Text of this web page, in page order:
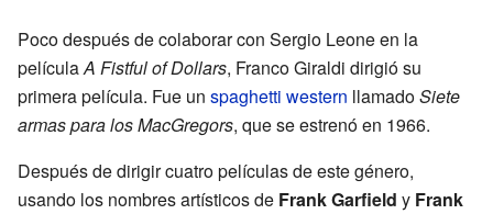
Poco después de colaborar con Sergio Leone en la
películaA Fistful of Dollars, Franco Giraldi dirigió su
primera película. Fue un spaghetti western llamadoSiete
armas para los MacGregors, que se estrenó en 1966.
Después de dirigir cuatro películas de este género,
usando los nombres artísticos de Frank Garfield y Frank